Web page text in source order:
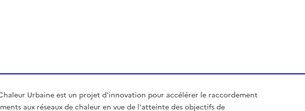
Urbaine est un projet d'innovation pour accélérer le raccordement
aux réseaux de chaleur en vue de l'atteinte des objectifs de